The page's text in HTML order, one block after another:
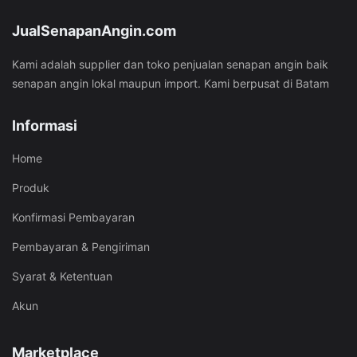
JualSenapanAngin.com
Kami adalah supplier dan toko penjualan senapan angin baik
senapan angin lokal maupun import. Kami berpusat di Batam
Informasi
Home
Produk
Konfirmasi Pembayaran
Pembayaran & Pengiriman
Syarat & Ketentuan
Akun
Marketplace